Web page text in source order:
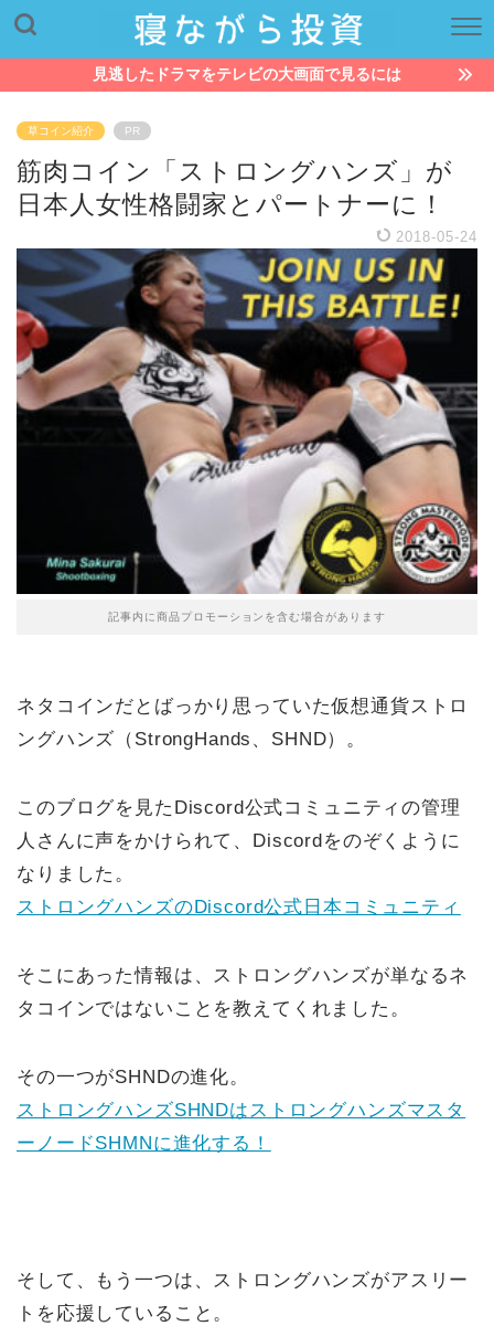
見逃したドラマをテレビの大画面で見るには
草コイン紹介 PR
筋肉コイン「ストロングハンズ」が
日本人女性格闘家とパートナーに！
2018-05-24
記事内に商品プロモーションを含む場合があります
ネタコインだとばっかり思っていた仮想通貨ストロ
ングハンズ（StrongHands、SHND）。
このブログを見たDiscord公式コミュニティの管理
人さんに声をかけられて、Discordをのぞくように
なりました。
ストロングハンズのDiscord公式日本コミュニティ
そこにあった情報は、ストロングハンズが単なるネ
タコインではないことを教えてくれました。
その一つがSHNDの進化。
ストロングハンズSHNDはストロングハンズマスタ
ーノードSHMNに進化する！
そして、もう一つは、ストロングハンズがアスリー
トを応援していること。